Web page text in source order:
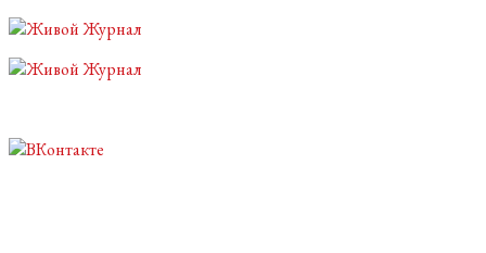
Перейти
основному